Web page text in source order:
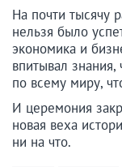
На почти тысячу
нельзя было
экономика и
впитывал
по всему миру,
И церемония
новая веха
ни на что.